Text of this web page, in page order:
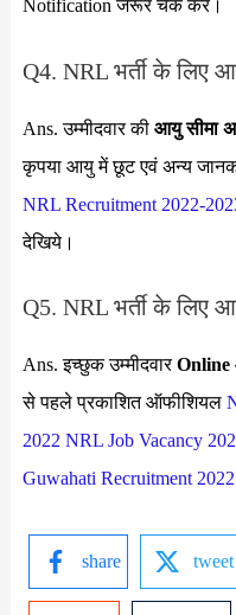
Notification जरूर चेक करें।
Q4. NRL भर्ती के लिए
Ans. उम्मीदवार की आयु सीमा
कृपया आयु में छूट एवं अन्य
NRL Recruitment 2022-
देखिये।
Q5. NRL भर्ती के लिए
Ans. इच्छुक उम्मीदवारOnline
से पहले प्रकाशित ऑफीशियल
2022 NRL Job Vacancy
Guwahati Recruitment 2022
share tweet